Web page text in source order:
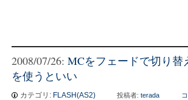
2008/07/26: MCをフェードで切り替
を使うといい
カテゴリ: FLASH(AS2) 投稿者: terada